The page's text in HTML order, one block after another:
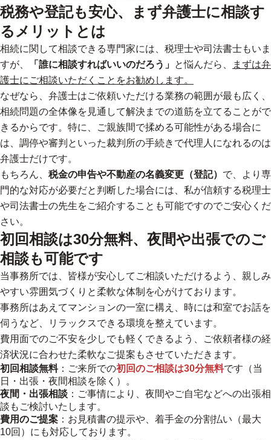
税務や登記も安心、まず弁護士に相談す
るメリットとは
相続に関して相談できる専門家には、税理士や司法書士もいま
すが、
「誰に相談すればいいのだろう」 と悩んだら、
まずは弁
護士にご相談いただくことをお勧めします。
なぜなら、弁護士はご依頼いただける業務の範囲が最も広く、
相続問題の全体像を見通して解決までの道筋を立てることがで
きるからです。特に、ご親族間で揉める可能性がある場合に
は、調停や審判といった裁判所の手続きで代理人になれるのは
弁護士だけです。
もちろん、 税金の申告や不動産の名義変更（登記） で、より専
門的な対応が必要だと判断した場合には、 私が信頼する税理士
や司法書士の先生をご紹介することも可能ですのでご安心くだ
さい。
初回相談は30分無料、夜間や出張でのご
相談も可能です
当事務所では、皆様が安心してご相談いただけるよう、親しみ
やすい雰囲気づくりと柔軟な体制を心がけております。
事務所はあえてマンションの一室に構え、時には和室でお話を
伺うなど、リラックスできる環境を整えています。
費用面でのご不安を少しでも軽くできるよう、ご依頼者様の経
済状況に合わせた柔軟なご提案もさせていただきます。
初回相談無料：ご来所での初回のご相談は30分無料です（当
日・出張・夜間相談を除く）。
夜間・出張相談 ：ご事情により、夜間やご自宅などへの出張相
談もご検討いたします。
費用のご提案 ：お見積書の提示や、着手金の分割払い（最大
10回）にも対応しております。